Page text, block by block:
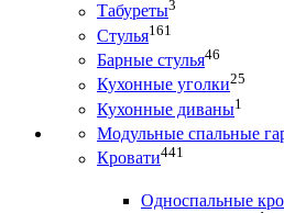
Табуреты3
Стулья161
Барные стулья46
Кухонные уголки25
Кухонные диваны1
Модульные спальные
Кровати441
Односпальные